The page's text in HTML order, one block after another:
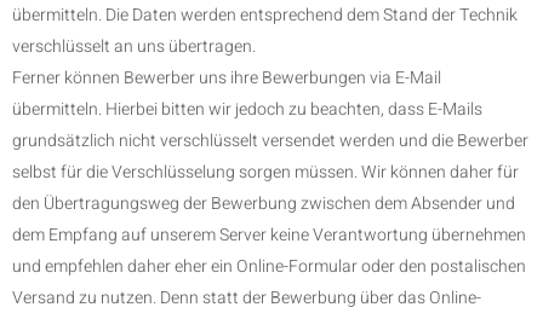
übermitteln. Die Daten werden entsprechend dem Stand der Technik
verschlüsselt an uns übertragen.
Ferner können Bewerber uns ihre Bewerbungen via E-Mail
übermitteln. Hierbei bitten wir jedoch zu beachten, dass E-Mails
grundsätzlich nicht verschlüsselt versendet werden und die Bewerber
selbst für die Verschlüsselung sorgen müssen. Wir können daher für
den Übertragungsweg der Bewerbung zwischen dem Absender und
dem Empfang auf unserem Server keine Verantwortung übernehmen
und empfehlen daher eher ein Online-Formular oder den postalischen
Versand zu nutzen. Denn statt der Bewerbung über das Online-